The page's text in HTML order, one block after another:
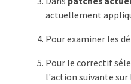
actuellement
Pour examiner les
Pour le correctif
l'action suivante sur